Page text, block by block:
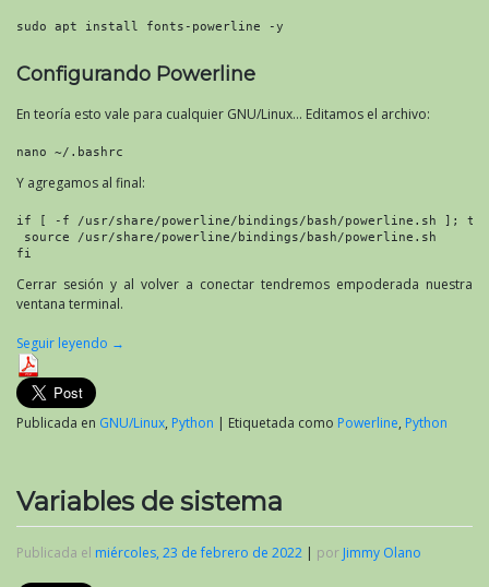
sudo apt install fonts-powerline -y
Configurando Powerline
En teoría esto vale para cualquier GNU/Linux… Editamos el archivo:
nano ~/.bashrc
Y agregamos al final:
if [ -f /usr/share/powerline/bindings/bash/powerline.sh ];
source /usr/share/powerline/bindings/bash/powerline.sh
fi
Cerrar sesión y al volver a conectar tendremos empoderada nuestra
ventana terminal.
Seguir leyendo →
Publicada en GNU/Linux, Python | Etiquetada como Powerline, Python
Variables de sistema
Publicada el miércoles, 23 de febrero de 2022 por Jimmy Olano